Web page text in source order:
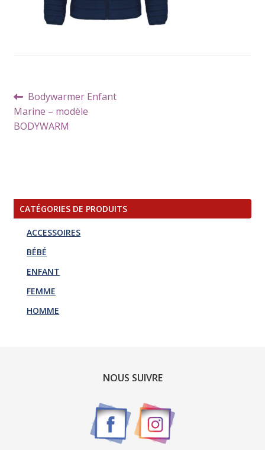
Navigation
de
l’article
Article
précédent :
Bodywarmer Enfant
Marine – modèle
BODYWARM
CATÉGORIES DE PRODUITS
ACCESSOIRES
BÉBÉ
ENFANT
FEMME
HOMME
NOUS SUIVRE